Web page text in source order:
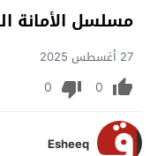
مسلسل الأمانة
27 أغسطس 2025
0
0
Esheeq